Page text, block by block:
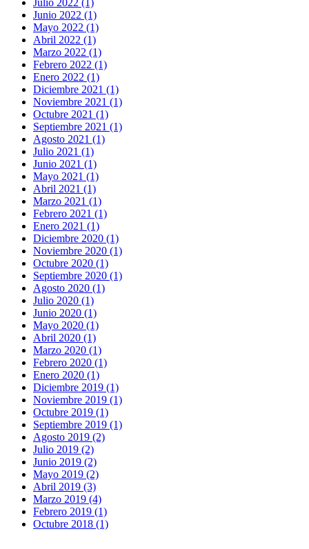
Junio 2022 (1)
Mayo 2022 (1)
Abril 2022 (1)
Marzo 2022 (1)
Febrero 2022 (1)
Enero 2022 (1)
Diciembre 2021 (1)
Noviembre 2021 (1)
Octubre 2021 (1)
Septiembre 2021 (1)
Agosto 2021 (1)
Julio 2021 (1)
Junio 2021 (1)
Mayo 2021 (1)
Abril 2021 (1)
Marzo 2021 (1)
Febrero 2021 (1)
Enero 2021 (1)
Diciembre 2020 (1)
Noviembre 2020 (1)
Octubre 2020 (1)
Septiembre 2020 (1)
Agosto 2020 (1)
Julio 2020 (1)
Junio 2020 (1)
Mayo 2020 (1)
Abril 2020 (1)
Marzo 2020 (1)
Febrero 2020 (1)
Enero 2020 (1)
Diciembre 2019 (1)
Noviembre 2019 (1)
Octubre 2019 (1)
Septiembre 2019 (1)
Agosto 2019 (2)
Julio 2019 (2)
Junio 2019 (2)
Mayo 2019 (2)
Abril 2019 (3)
Marzo 2019 (4)
Febrero 2019 (1)
Octubre 2018 (1)